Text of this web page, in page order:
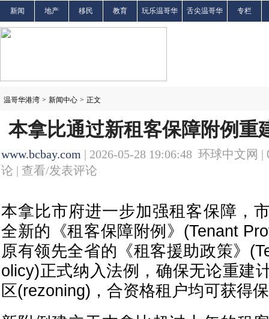
新闻 地产 移民 教育 玩乐温哥华 舌尖温哥华 专栏
温哥华港湾 > 新闻中心 > 正文
本拿比通过新租客保障附例重
www.bcbay.com | 2026-05-28 19:06:48 环球中文网 |
论 | 查看/发表评论
本拿比市府进一步加强租客保障，
全新的《租客保障附例》(Tenant
原有领先全省的《租客援助政策》
olicy)正式纳入法例，确保无论重建
区(rezoning)，合资格租户均可获得